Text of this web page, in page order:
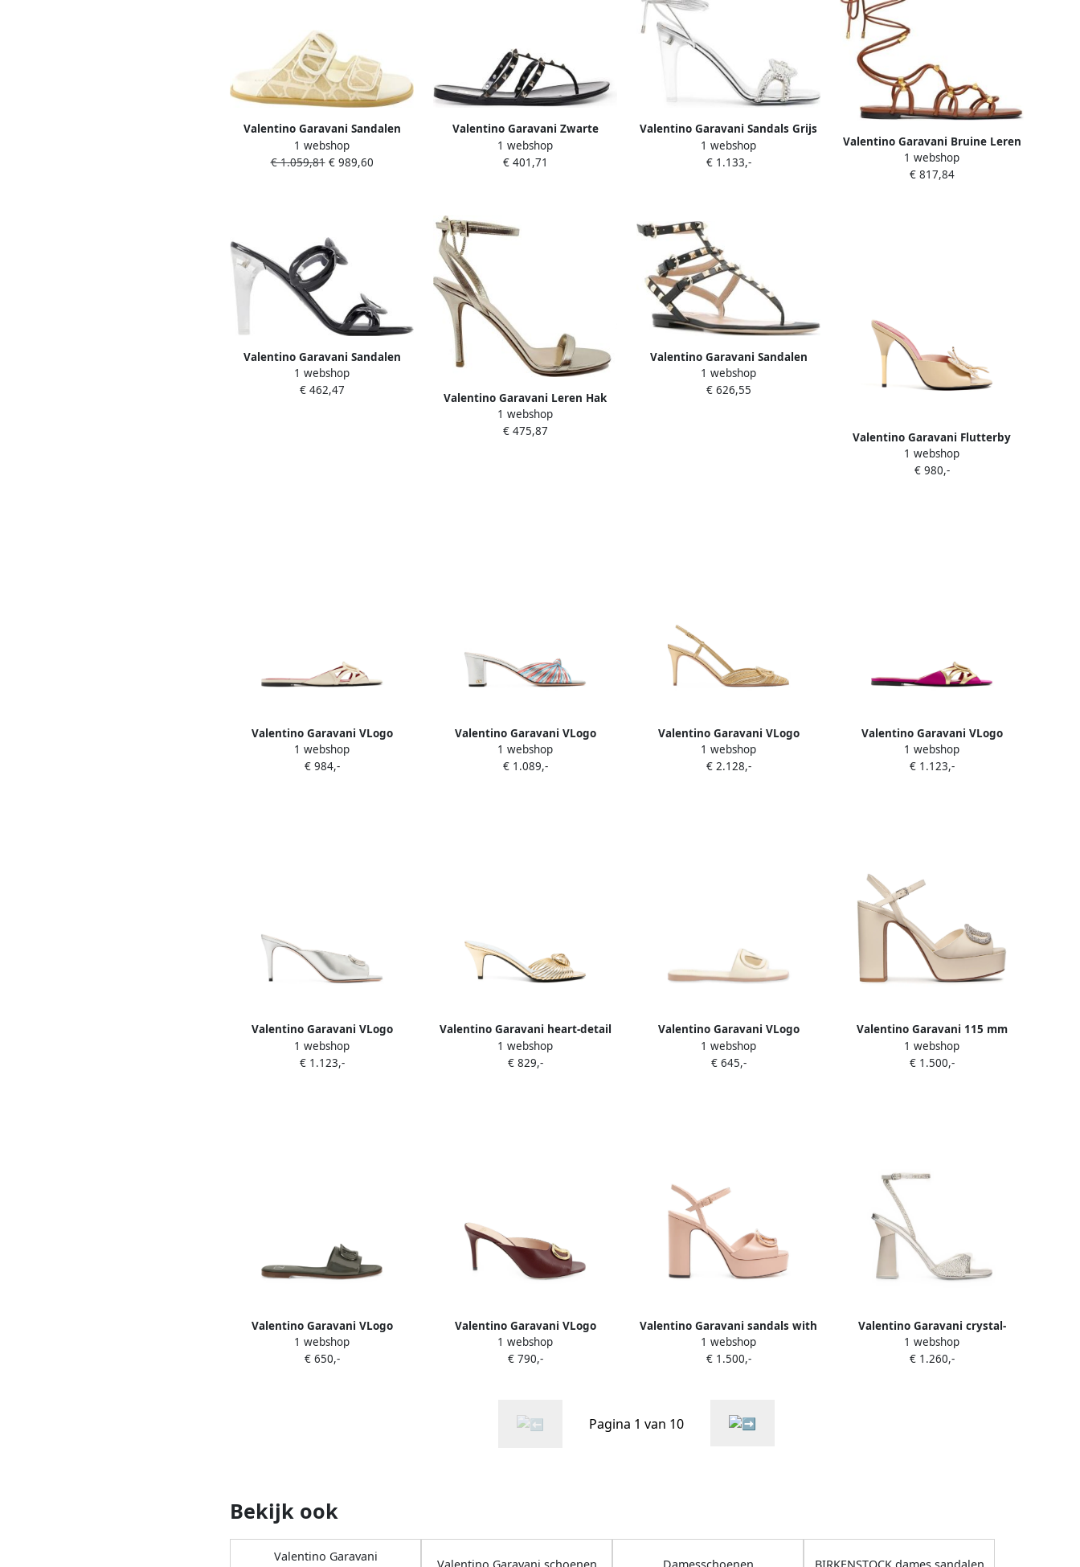
Valentino Garavani Sandalen
Toile Iconographe Flat Sandals in
beige
1 webshop
€ 1.059,81€ 989,60
Valentino Garavani Zwarte
Sandalen met Katoenmix Black
Dames
1 webshop
€ 401,71
Valentino Garavani Sandals Grijs
Dames
1 webshop
€ 1.133,-
Valentino Garavani Bruine Leren
Sandalen voor Vrouwen
1 webshop
€ 817,84
Valentino Garavani Sandalen
Chain Strap Sandals in zwart
1 webshop
€ 462,47
Valentino Garavani Leren Hak
Sandalen met Gouden Ketting
Yellow Dames
1 webshop
€ 475,87
Valentino Garavani Sandalen
Rockstud Flip-Flop Sandals in
zwart
1 webshop
€ 626,55
Valentino Garavani Flutterby
kidskin slide sandals with
butterfly detail 105mm Beige
1 webshop
€ 980,-
Valentino Garavani VLogo
Signature cutout sandals Beige
1 webshop
€ 984,-
Valentino Garavani VLogo
Signature knotted mules Zilver
1 webshop
€ 1.089,-
Valentino Garavani VLogo
Signature slingback sandals
Goud
1 webshop
€ 2.128,-
Valentino Garavani VLogo
Signature cutout sandals Roze
1 webshop
€ 1.123,-
Valentino Garavani VLogo
Signature leather sandals Zilver
1 webshop
€ 1.123,-
Valentino Garavani heart-detail
strappy heeled sandals Goud
1 webshop
€ 829,-
Valentino Garavani VLogo
sandalen Wit
1 webshop
€ 645,-
Valentino Garavani 115 mm
VLogo Signature sandalen met
plateauzool Beige
1 webshop
€ 1.500,-
Valentino Garavani VLogo
Signature patent-leather sandals
Groen
1 webshop
€ 650,-
Valentino Garavani VLogo
Signature sandals Bruin
1 webshop
€ 790,-
Valentino Garavani sandals with
VLogo Signature platform in
calfskin 115mm Roze
1 webshop
€ 1.500,-
Valentino Garavani crystal-
embellished Rockstud-heel
sandals Zilver
1 webshop
€ 1.260,-
Pagina 1 van 10
Bekijk ook
Valentino Garavani